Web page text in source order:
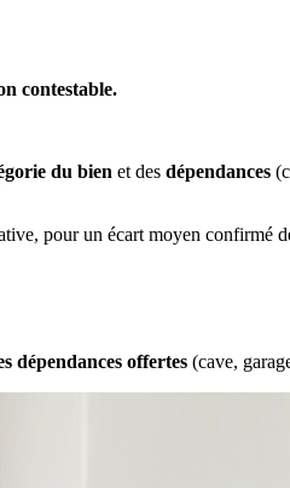
contestable.
du bien et des dépendances
pour un écart moyen confirmé
dépendances offertes (cave,